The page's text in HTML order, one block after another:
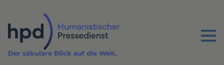
Inhalt
Menu
Der säkulare Blick auf die Welt.